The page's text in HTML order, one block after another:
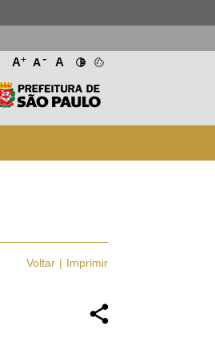
A+ A- A
Voltar Imprimir